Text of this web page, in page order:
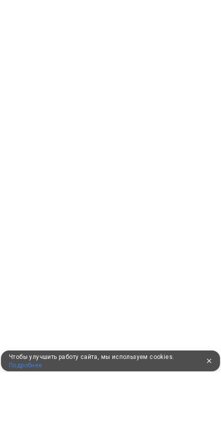
Чтобы улучшить работу сайта, мы используем cookies.
Подробнее